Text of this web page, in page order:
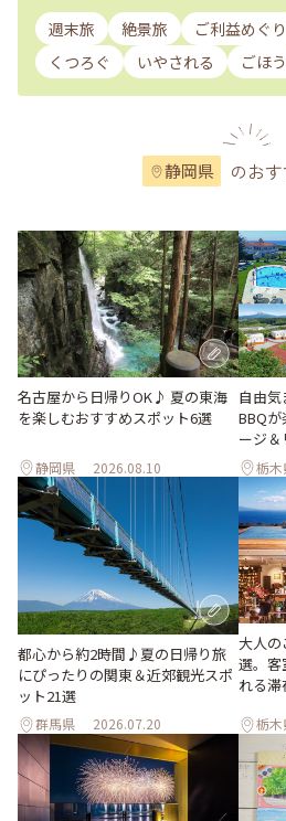
週末旅 絶景旅 ご利益めぐり
くつろぐ
いやされる ごほ
静岡県 のお
名古屋から日帰りOK♪ 夏の東海
を楽しむおすすめスポット6選
静岡県 2026.08.10
自由
BBQ
ージ
栃木
都心から約2時間♪夏の日帰り旅
にぴったりの関東＆近郊観光スポ
ット21選
群馬県 2026.07.20
大人の
選。客
れる滞
栃木